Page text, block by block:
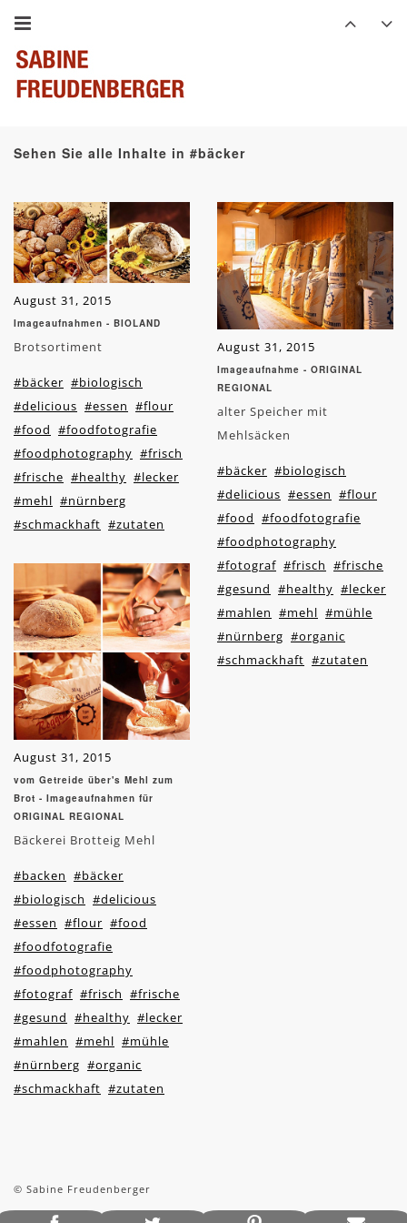
Sehen Sie alle Inhalte in #bäcker
August 31, 2015
Imageaufnahmen - BIOLAND
Brotsortiment
#bäcker #biologisch
#delicious #essen #flour
#food #foodfotografie
#foodphotography #frisch
#frische #healthy #lecker
#mehl #nürnberg
#schmackhaft #zutaten
August 31, 2015
vom Getreide über's Mehl zum
Brot - Imageaufnahmen für
ORIGINAL REGIONAL
Bäckerei Brotteig Mehl
#backen #bäcker
#biologisch #delicious
#essen #flour #food
#foodfotografie
#foodphotography
#fotograf #frisch #frische
#gesund #healthy #lecker
#mahlen #mehl #mühle
#nürnberg #organic
#schmackhaft #zutaten
August 31, 2015
Imageaufnahme - ORIGINAL
REGIONAL
alter Speicher mit
Mehlsäcken
#bäcker #biologisch
#delicious #essen #flour
#food #foodfotografie
#foodphotography
#fotograf #frisch #frische
#gesund #healthy #lecker
#mahlen #mehl #mühle
#nürnberg #organic
#schmackhaft #zutaten
© Sabine Freudenberger